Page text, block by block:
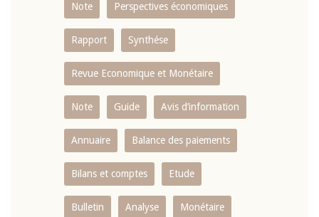
Note Perspectives économiques
Rapport Synthése
Revue Economique et Monétaire
Note Guide Avis d’information
Annuaire Balance des paiements
Bilans et comptes Etude
Bulletin Analyse Monétaire